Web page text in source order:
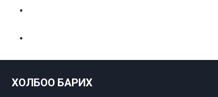
ХОЛБОО БАРИХ